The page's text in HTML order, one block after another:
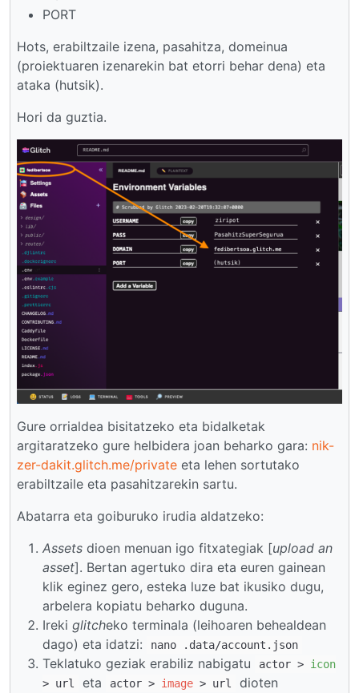
PORT
Hots, erabiltzaile izena, pasahitza, domeinua
(proiektuaren izenarekin bat etorri behar dena) eta
ataka (hutsik).
Hori da guztia.
Gure orrialdea bisitatzeko eta bidalketak
argitaratzeko gure helbidera joan beharko gara: nik-
zer-dakit.glitch.me/private eta lehen sortutako
erabiltzaile eta pasahitzarekin sartu.
Abatarra eta goiburuko irudia aldatzeko:
Assets dioen menuan igo fitxategiak [upload an
asset]. Bertan agertuko dira eta euren gainean
klik eginez gero, esteka luze bat ikusiko dugu,
arbelera kopiatu beharko duguna.
Ireki glitcheko terminala (leihoaren behealdean
dago) eta idatzi:
nano .data/account.json
Teklatuko geziak erabiliz nabigatu actor > icon
> url
eta actor > image > url
dioten